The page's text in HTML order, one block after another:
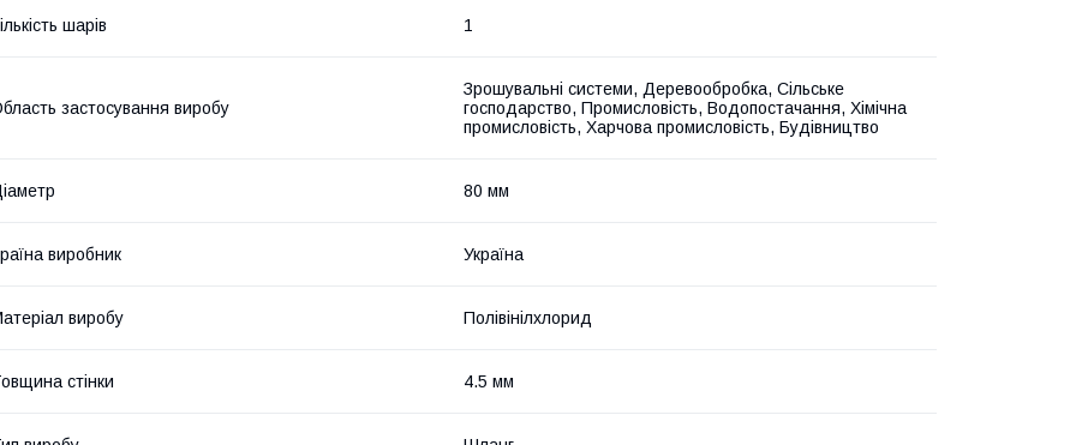
шарів 1
застосування виробу
Зрошувальні системи, Деревообробка, Сільське
господарство, Промисловість, Водопостачання, Хімічна
промисловість, Харчова промисловість, Будівництво
80 мм
виробник Україна
виробу Полівінілхлорид
стінки 4.5 мм